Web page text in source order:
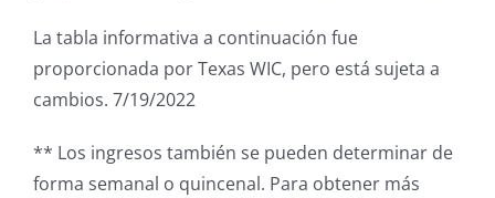
La tabla informativa a continuación fue
proporcionada por Texas WIC, pero está sujeta a
cambios. 7/19/2022
** Los ingresos también se pueden determinar de
forma semanal o quincenal. Para obtener más